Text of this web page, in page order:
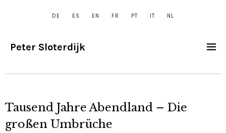
DE ES EN FR PT IT NL
Peter Sloterdijk
Tausend Jahre Abendland – Die
großen Umbrüche